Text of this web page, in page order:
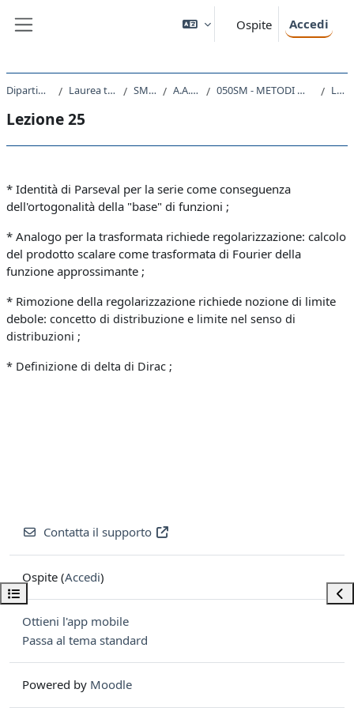
Ospite Accedi
Apri indice del corso
Dipartimento di Fisica Laurea triennale (DM270) SM20 - FISICA A.A. 2020 - 2021 050SM - METODI MATEMATICI DELLA FISICA 2020 Lezione 25
Lezione 25
Schema della sezione
* Identità di Parseval per la serie come conseguenza
dell'ortogonalità della "base" di funzioni ;
* Analogo per la trasformata richiede regolarizzazione: calcolo
del prodotto scalare come trasformata di Fourier della
funzione approssimante ;
* Rimozione della regolarizzazione richiede nozione di limite
debole: concetto di distribuzione e limite nel senso di
distribuzioni ;
* Definizione di delta di Dirac ;
Contatta il supporto
Ospite (Accedi)
Ottieni l'app mobile
Passa al tema standard
Powered by Moodle